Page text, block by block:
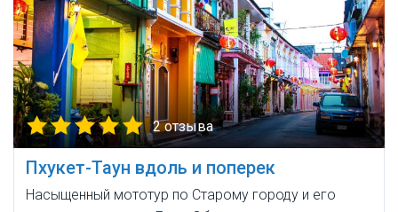
2 отзыва
Пхукет-Таун вдоль и поперек
Насыщенный мототур по Старому городу и его